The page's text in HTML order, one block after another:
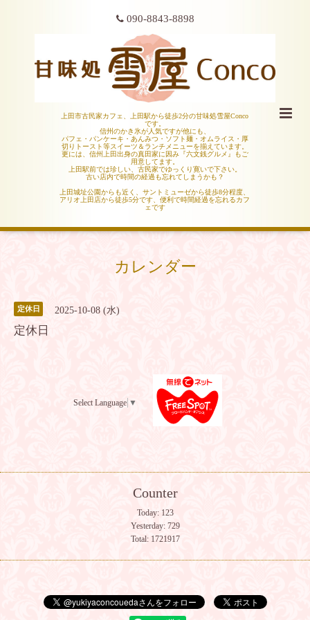
090-8843-8898
上田市古民家カフェ、上田駅から徒歩2分の甘味処雪屋Conco
です。
信州のかき氷が人気ですが他にも、
パフェ・パンケーキ・あんみつ・ソフト麺・オムライス・厚
切りトースト等スイーツ＆ランチメニューを揃えています。
更には、信州上田出身の真田家に因み『六文銭グルメ』もご
用意してます。
上田駅前では珍しい、古民家でゆっくり寛いで下さい。
古い店内で時間の経過も忘れてしまうかも？
上田城址公園からも近く、サントミューゼから徒歩8分程度、
アリオ上田店から徒歩5分です、便利で時間経過を忘れるカフ
ェです
カレンダー
定休日 2025-10-08 (水)
定休日
Select Language ▼
Counter
Today: 123
Yesterday: 729
Total: 1721917